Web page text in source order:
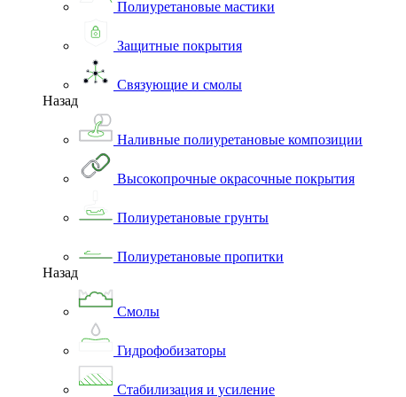
Полиуретановые мастики
Защитные покрытия
Связующие и смолы
Назад
Наливные полиуретановые композиции
Высокопрочные окрасочные покрытия
Полиуретановые грунты
Полиуретановые пропитки
Назад
Смолы
Гидрофобизаторы
Стабилизация и усиление